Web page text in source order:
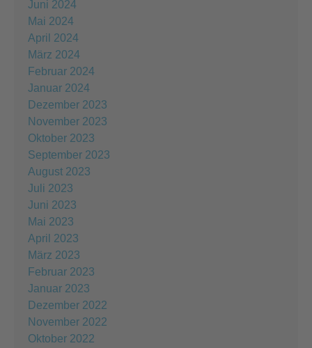
Juni 2024
Mai 2024
April 2024
März 2024
Februar 2024
Januar 2024
Dezember 2023
November 2023
Oktober 2023
September 2023
August 2023
Juli 2023
Juni 2023
Mai 2023
April 2023
März 2023
Februar 2023
Januar 2023
Dezember 2022
November 2022
Oktober 2022